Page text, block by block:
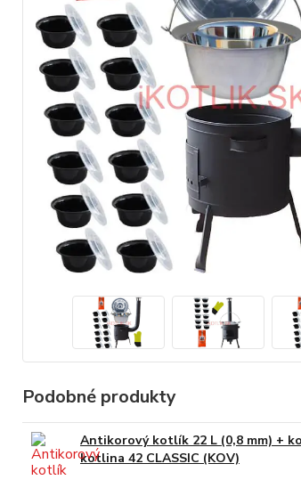
Podobné produkty
Antikorový kotlík 22 L (0,8 mm) +
kotlina 42 CLASSIC (KOV)